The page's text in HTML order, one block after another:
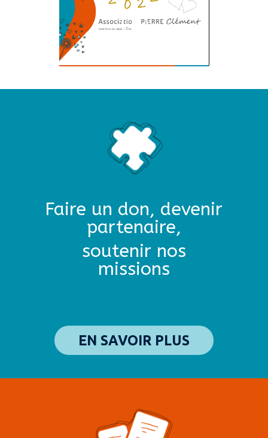
Faire un don, devenir
partenaire,
soutenir nos
missions
EN SAVOIR PLUS